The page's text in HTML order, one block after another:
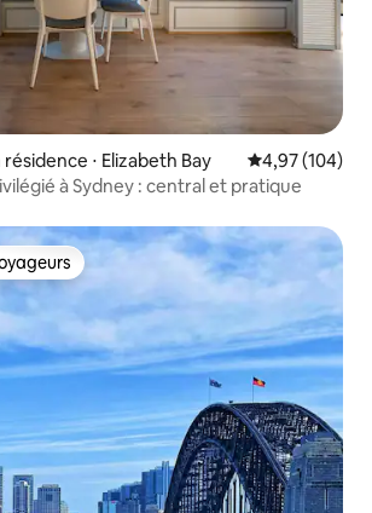
⋅ Elizabeth Bay Évaluation
4,97 (104)
à Sydney : central et pratique